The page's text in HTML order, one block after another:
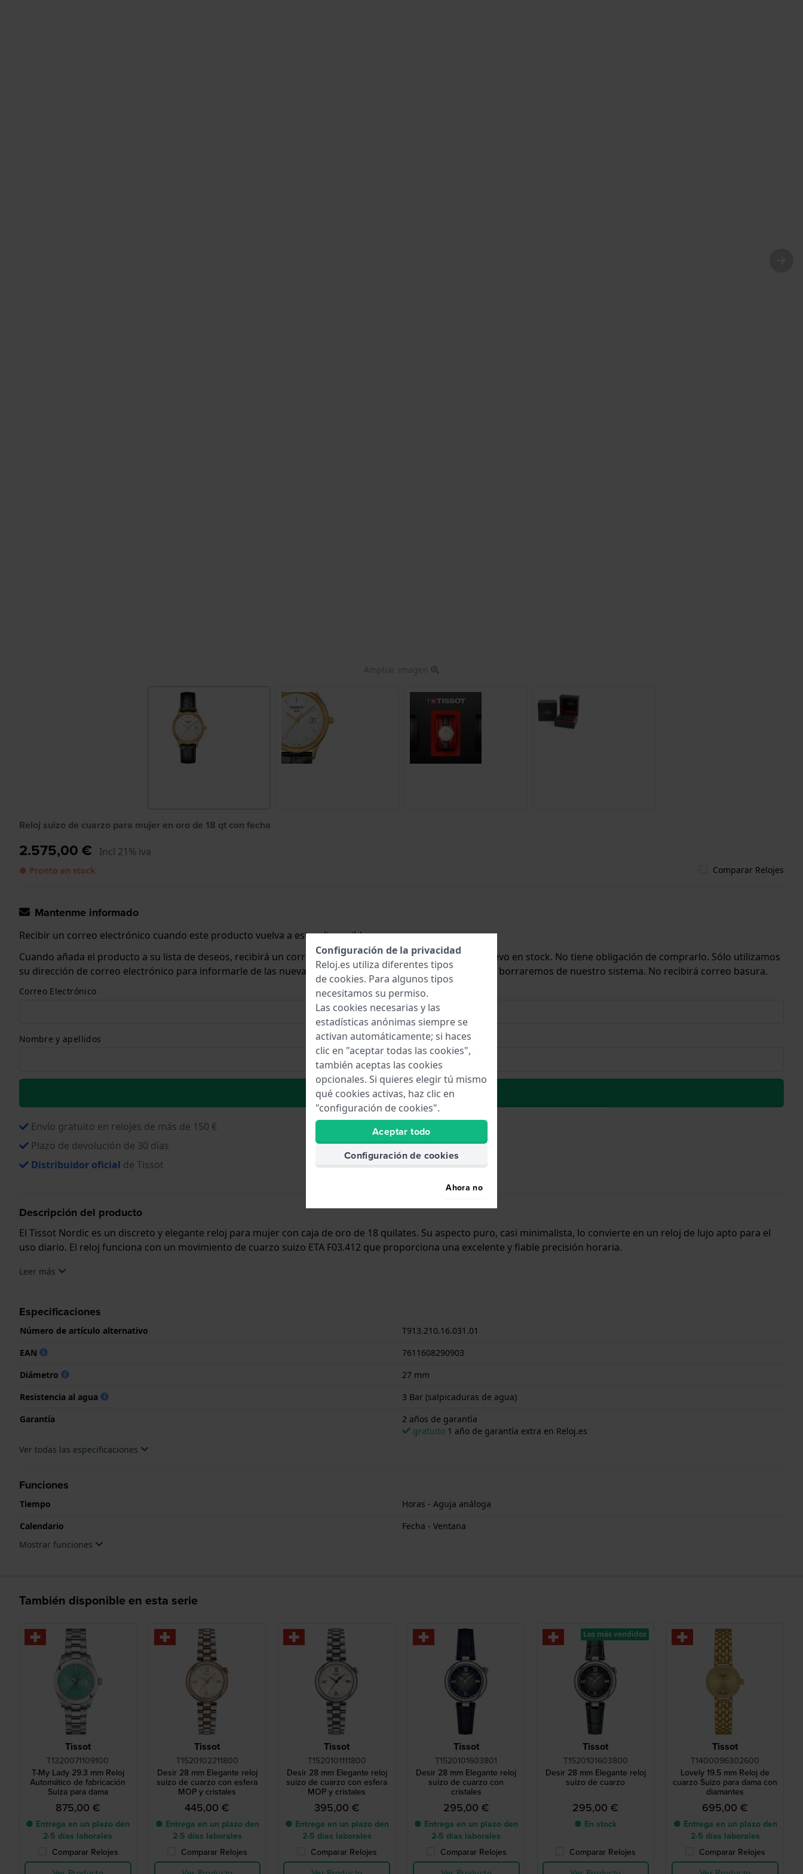
Ampliar imagen
Reloj suizo de cuarzo para mujer en oro de 18 qt con fecha
2.575,00 € Incl 21% iva
● Pronto en stock Comparar Relojes
Mantenme informado
Recibir un correo electrónico cuando este producto vuelva a estar disponible.
Cuando añada el producto a su lista de deseos, recibirá un correo electrónico cuando lo tengamos de nuevo en stock. No tiene obligación de comprarlo. Sólo utilizamos
su dirección de correo electrónico para informarle de las nuevas existencias. Inmediatamente después, la borraremos de nuestro sistema. No recibirá correo basura.
Correo Electrónico
Nombre y apellidos
La lista de deseos
Envío gratuito en relojes de más de 150 €
Plazo de devolución de 30 días
Distribuidor oficial de Tissot
Descripción del producto
El Tissot Nordic es un discreto y elegante reloj para mujer con caja de oro de 18 quilates. Su aspecto puro, casi minimalista, lo convierte en un reloj de lujo apto para el
uso diario. El reloj funciona con un movimiento de cuarzo suizo ETA F03.412 que proporciona una excelente y fiable precisión horaria.
Leer más
Especificaciones
Número de artículo alternativo
T913.210.16.031.01
EAN
7611608290903
Diámetro
27 mm
Resistencia al agua
3 Bar (salpicaduras de agua)
Garantía
2 años de garantía
gratuito 1 año de garantía extra en Reloj.es
Ver todas las especificaciones
Funciones
Tiempo
Horas - Aguja análoga
Calendario
Fecha - Ventana
Mostrar funciones
También disponible en esta serie
Tissot
T1320071109100
T-My Lady 29.3 mm Reloj
Automático de fabricación
Suiza para dama
875,00 €
● Entrega en un plazo den
2-5 días laborales
Comparar Relojes
Tissot
T1520102211800
Desir 28 mm Elegante reloj
suizo de cuarzo con esfera
MOP y cristales
445,00 €
● Entrega en un plazo den
2-5 días laborales
Comparar Relojes
Tissot
T1520101111800
Desir 28 mm Elegante reloj
suizo de cuarzo con esfera
MOP y cristales
395,00 €
● Entrega en un plazo den
2-5 días laborales
Comparar Relojes
Tissot
T1520101603801
Desir 28 mm Elegante reloj
suizo de cuarzo con
cristales
295,00 €
● Entrega en un plazo den
2-5 días laborales
Comparar Relojes
Tissot
T1520101603800
Desir 28 mm Elegante reloj
suizo de cuarzo
295,00 €
● En stock
Comparar Relojes
Los más vendidos
Tissot
T1400096302600
Lovely 19.5 mm Reloj de
cuarzo Suizo para dama con
diamantes
695,00 €
● Entrega en un plazo den
2-5 días laborales
Comparar Relojes
Configuración de la privacidad
Reloj.es utiliza diferentes tipos
de cookies. Para algunos tipos
necesitamos su permiso.
Las cookies necesarias y las
estadísticas anónimas siempre se
activan automáticamente; si haces
clic en "aceptar todas las cookies",
también aceptas las cookies
opcionales. Si quieres elegir tú mismo
qué cookies activas, haz clic en
"configuración de cookies".
Aceptar todo
Configuración de cookies
Ahora no